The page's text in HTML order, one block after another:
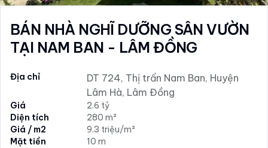
BÁN NHÀ NGHĨ DƯỠNG SÂN VƯỜN
TẠI NAM BAN - LÂM ĐỒNG
Địa chỉ
DT 724, Thị trấn Nam Ban, Huyện
Lâm Hà, Lâm Đồng
Giá
2.6 tỷ
Diện tích
280 m²
Giá / m2
9.3 triệu/m²
Mặt tiền
10 m